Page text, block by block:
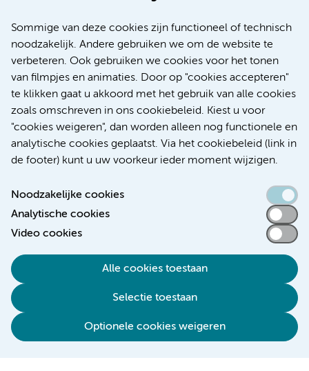
Sommige van deze cookies zijn functioneel of technisch
noodzakelijk. Andere gebruiken we om de website te
verbeteren. Ook gebruiken we cookies voor het tonen
van filmpjes en animaties. Door op "cookies accepteren"
te klikken gaat u akkoord met het gebruik van alle cookies
zoals omschreven in ons cookiebeleid. Kiest u voor
"cookies weigeren", dan worden alleen nog functionele en
analytische cookies geplaatst. Via het cookiebeleid (link in
de footer) kunt u uw voorkeur ieder moment wijzigen.
Noodzakelijke cookies
Analytische cookies
Video cookies
Alle cookies toestaan
Selectie toestaan
Optionele cookies weigeren
Meer Amsterdam UMC websites:
Werken bij Amsterdam UMC
Over Amsterdam UMC
Nieuws
Research
Educatie Locatie VUmc
Toegankelijkheidsverklaring
Algemene privacyverklaring